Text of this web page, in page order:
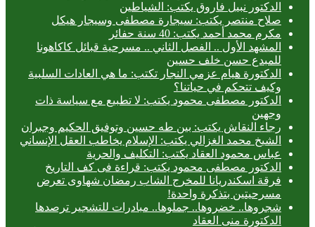
الدكتور نبيل فاروق يكتب: الشياطين
صلاح منتصر يكتب: سيجارة مصطفى وسيجار هيكل
مكرم محمد أحمد يكتب: 40 سنة حفائر
المشهد الأول .. الفصل الثاني .. مسرحية قبائل كاكاهونا
للمبدع حسن خلف حسين
الدكتورة هيام عزمي النجار تكتب: ما هي العادات السلبية
وكيف تتحكم في حياتنا؟
الدكتور مصطفى محمود يكتب: لا تطبيع مع سياسة ذات
وجهين
رجاء النقاش يكتب: بين طه حسين وتوفيق الحكيم وجبران
الشيخ محمد الغزالي يكتب: الإسلام يخاطب العقل الإنساني
عباس محمود العقاد يكتب: التكليف والحرية
الدكتور مصطفى محمود يكتب: قراءة فى كف التاريخ
فرقة اسكندريانا للمخرج الشاب رمضان شهاوى تعرض
مسرحيتين بتذكرة واحدة!
شجروها.. خضروها.. جملوها.. مبادرات للتشجير ترصدها
الدكتورة منى العقاد